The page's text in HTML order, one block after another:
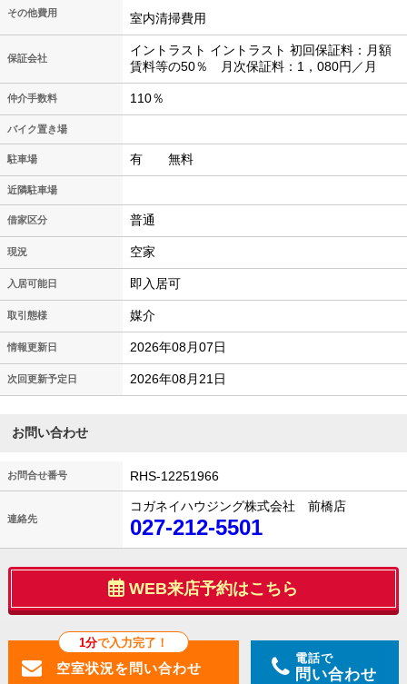
その他費用 室内清掃費用
保証会社
イントラスト イントラスト 初回保証料：月額
賃料等の50％ 月次保証料：1，080円／月
仲介手数料 110％
バイク置き場
駐車場 有 無料
近隣駐車場
借家区分 普通
現況 空家
入居可能日 即入居可
取引態様 媒介
情報更新日 2026年08月07日
次回更新予定日 2026年08月21日
お問い合わせ
お問合せ番号 RHS-12251966
連絡先
コガネイハウジング株式会社 前橋店
027-212-5501
WEB来店予約はこちら
1分で入力完了！
電話で
問い合わせ